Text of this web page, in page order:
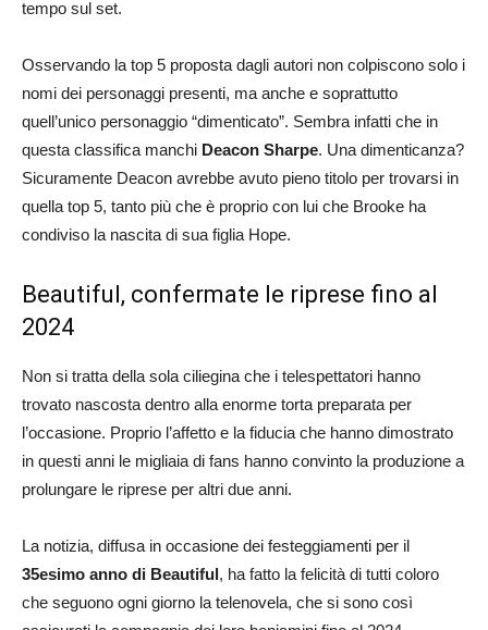
tempo sul set.
Osservando la top 5 proposta dagli autori non colpiscono solo i
nomi dei personaggi presenti, ma anche e soprattutto
quell’unico personaggio “dimenticato”. Sembra infatti che in
questa classifica manchi Deacon Sharpe. Una dimenticanza?
Sicuramente Deacon avrebbe avuto pieno titolo per trovarsi in
quella top 5, tanto più che è proprio con lui che Brooke ha
condiviso la nascita di sua figlia Hope.
Beautiful, confermate le riprese fino al
2024
Non si tratta della sola ciliegina che i telespettatori hanno
trovato nascosta dentro alla enorme torta preparata per
l’occasione. Proprio l’affetto e la fiducia che hanno dimostrato
in questi anni le migliaia di fans hanno convinto la produzione a
prolungare le riprese per altri due anni.
La notizia, diffusa in occasione dei festeggiamenti per il
35esimo anno di Beautiful, ha fatto la felicità di tutti coloro
che seguono ogni giorno la telenovela, che si sono così